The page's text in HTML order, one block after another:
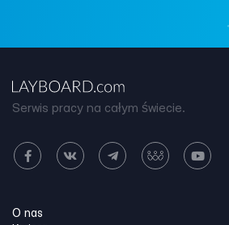
Serwis pracy na całym świecie.
O nas